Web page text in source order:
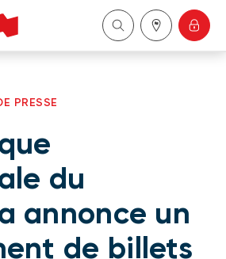
PRESSE
du
annonce un
de billets